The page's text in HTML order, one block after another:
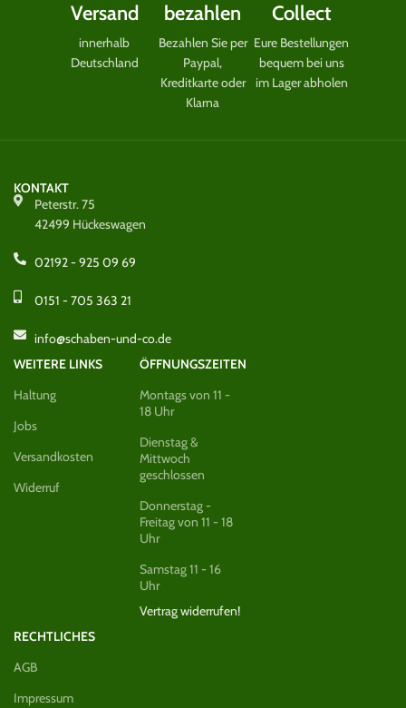
Versand
innerhalb
Deutschland
bezahlen
Bezahlen Sie per
Paypal,
Kreditkarte oder
Klarna
Collect
Eure Bestellungen
bequem bei uns
im Lager abholen
KONTAKT
Peterstr. 75
42499 Hückeswagen
02192 - 925 09 69
0151 - 705 363 21
info@schaben-und-co.de
WEITERE LINKS
Haltung
Jobs
Versandkosten
Widerruf
ÖFFNUNGSZEITEN
Montags von 11 -
18 Uhr
Dienstag &
Mittwoch
geschlossen
Donnerstag -
Freitag von 11 - 18
Uhr
Samstag 11 - 16
Uhr
Vertrag widerrufen!
RECHTLICHES
AGB
Impressum